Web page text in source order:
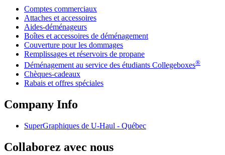
Comptes commerciaux
Attaches et accessoires
Aides-déménageurs
Boîtes et accessoires de déménagement
Couverture pour les dommages
Remplissages et réservoirs de propane
Déménagement au service des étudiants Collegeboxes®
Chèques-cadeaux
Rabais et offres spéciales
Company Info
SuperGraphiques de U-Haul - Québec
Collaborez avec nous